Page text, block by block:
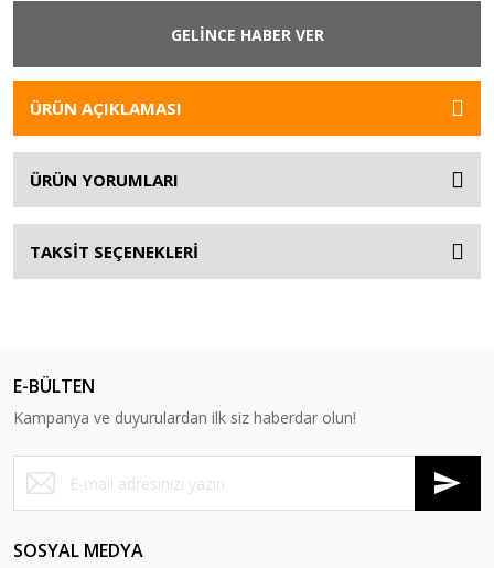
GELİNCE HABER VER
ÜRÜN AÇIKLAMASI
ÜRÜN YORUMLARI
TAKSİT SEÇENEKLERİ
E-BÜLTEN
Kampanya ve duyurulardan ilk siz haberdar olun!
SOSYAL MEDYA